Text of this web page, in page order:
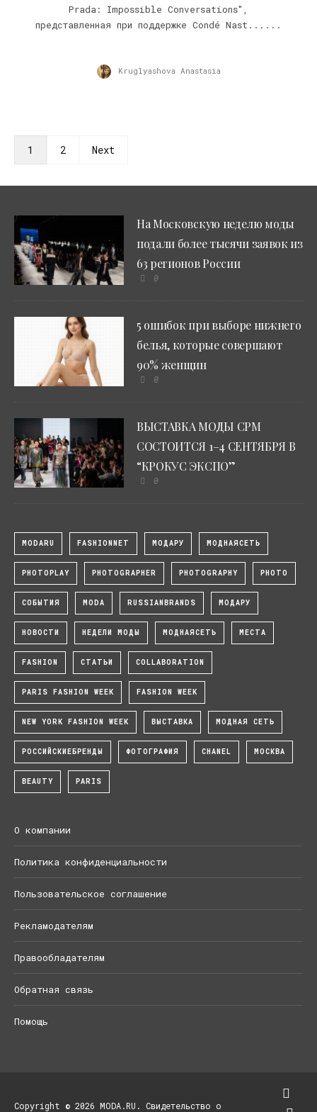
Prada: Impossible Conversations",
представленная при поддержке Condé Nast......
Kruglyashova Anastasia
1 2 Next
На Московскую неделю моды
подали более тысячи заявок из
63 регионов России
0
5 ошибок при выборе нижнего
белья, которые совершают
90% женщин
0
ВЫСТАВКА МОДЫ CPM
СОСТОИТСЯ 1–4 СЕНТЯБРЯ В
“КРОКУС ЭКСПО”
0
MODARU FASHIONNET МОДАРУ МОДНАЯСЕТЬ
PHOTOPLAY PHOTOGRAPHER PHOTOGRAPHY PHOTO
СОБЫТИЯ MODA RUSSIANBRANDS МОДАРУ
НОВОСТИ НЕДЕЛИ МОДЫ МОДНАЯСЕТЬ МЕСТА
FASHION СТАТЬИ COLLABORATION
PARIS FASHION WEEK FASHION WEEK
NEW YORK FASHION WEEK ВЫСТАВКА МОДНАЯ СЕТЬ
РОССИЙСКИЕБРЕНДЫ ФОТОГРАФИЯ CHANEL МОСКВА
BEAUTY PARIS
О компании
Политика конфиденциальности
Пользовательское соглашение
Рекламодателям
Правообладателям
Обратная связь
Помощь
Copyright © 2026 MODA.RU. Свидетельство о